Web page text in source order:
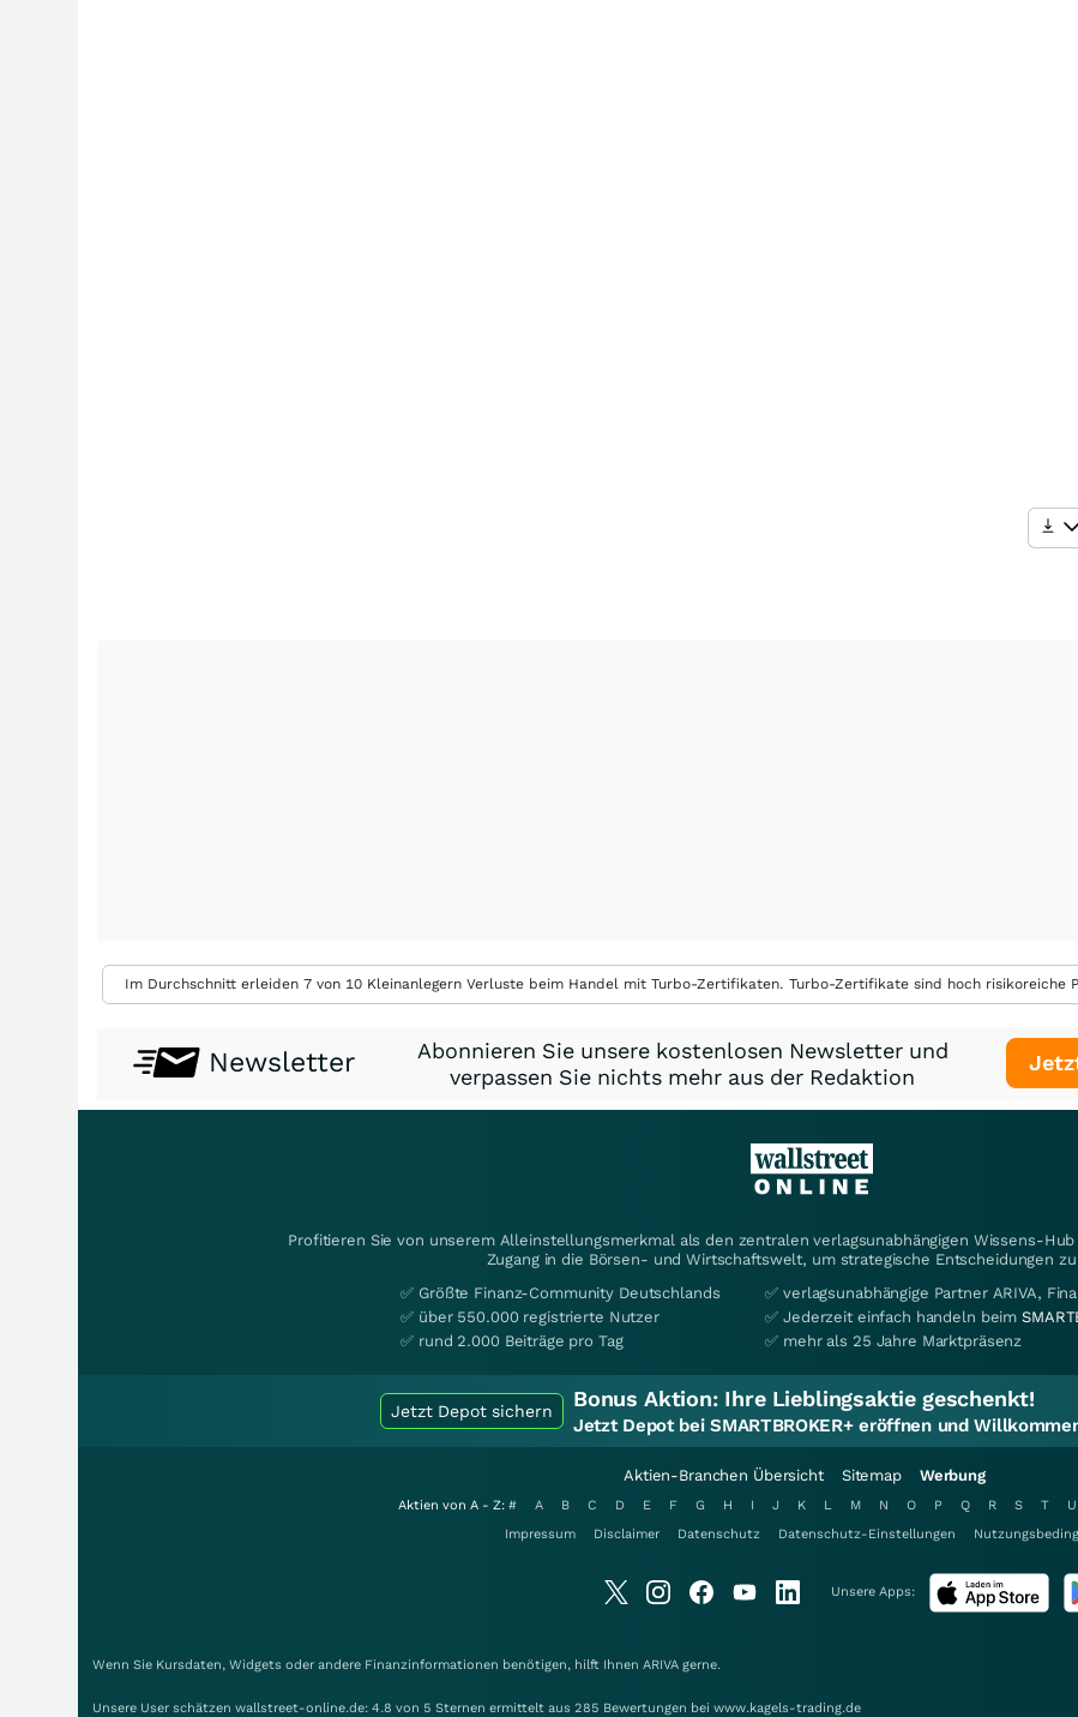
Im Durchschnitt erleiden 7 von 10 Kleinanlegern Verluste beim Handel mit Turbo-Zertifikaten. Turbo-Zertifikate sind hoch risikoreiche
Newsletter
Abonnieren Sie unsere kostenlosen Newsletter und
verpassen Sie nichts mehr aus der Redaktion
Profitieren Sie von unserem Alleinstellungsmerkmal als den zentralen verlagsunabhängigen Wissens-
Zugang in die Börsen- und Wirtschaftswelt, um strategische Entscheidungen
✅ Größte Finanz-Community Deutschlands
✅ über 550.000 registrierte Nutzer
✅ rund 2.000 Beiträge pro Tag
✅ verlagsunabhängige Partner ARIVA,
✅ Jederzeit einfach handeln beim
✅ mehr als 25 Jahre Marktpräsenz
Jetzt Depot sichern Bonus Aktion: Ihre Lieblingsaktie geschenkt!
Jetzt Depot bei SMARTBROKER+ eröffnen und
Aktien-Branchen Übersicht Sitemap Werbung
Aktien von A - Z: # A B C D E F G H I J K L M N O P Q R S T U
Impressum
Disclaimer Datenschutz Datenschutz-Einstellungen
Unsere Apps:
Wenn Sie Kursdaten, Widgets oder andere Finanzinformationen benötigen, hilft Ihnen ARIVA gerne.
Unsere User schätzen wallstreet-online.de: 4.8 von 5 Sternen ermittelt aus 285 Bewertungen bei www.kagels-trading.de